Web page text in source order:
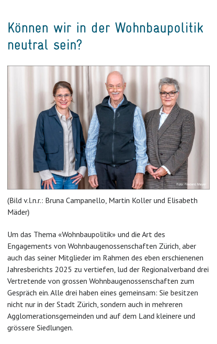
Können wir in der Wohnbaupolitik
neutral sein?
(Bild v.l.n.r.: Bruna Campanello, Martin Koller und Elisabeth
Mäder)
Um das Thema «Wohnbaupolitik» und die Art des
Engagements von Wohnbaugenossenschaften Zürich, aber
auch das seiner Mitglieder im Rahmen des eben erschienenen
Jahresberichts 2025 zu vertiefen, lud der Regionalverband drei
Vertretende von grossen Wohnbaugenossenschaften zum
Gespräch ein. Alle drei haben eines gemeinsam: Sie besitzen
nicht nur in der Stadt Zürich, sondern auch in mehreren
Agglomerationsgemeinden und auf dem Land kleinere und
grössere Siedlungen.